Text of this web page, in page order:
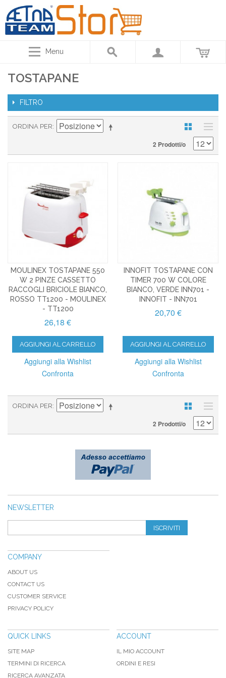
Menu
TOSTAPANE
FILTRO
ORDINA PER
2 Prodotti/o
MOULINEX TOSTAPANE 550
W 2 PINZE CASSETTO
RACCOGLI BRICIOLE BIANCO,
ROSSO TT1200 - MOULINEX
- TT1200
26,18 €
AGGIUNGI AL CARRELLO
Aggiungi alla Wishlist
Confronta
INNOFIT TOSTAPANE CON
TIMER 700 W COLORE
BIANCO, VERDE INN701 -
INNOFIT - INN701
20,70 €
AGGIUNGI AL CARRELLO
Aggiungi alla Wishlist
Confronta
ORDINA PER
2 Prodotti/o
NEWSLETTER
ISCRIVITI
COMPANY
ABOUT US
CONTACT US
CUSTOMER SERVICE
PRIVACY POLICY
QUICK LINKS
SITE MAP
TERMINI DI RICERCA
RICERCA AVANZATA
ACCOUNT
IL MIO ACCOUNT
ORDINI E RESI